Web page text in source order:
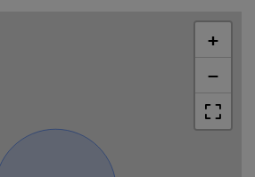
+
−